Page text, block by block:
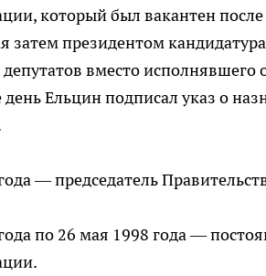
который был вакантен
затем президентом
вместо исполнявшего
день Ельцин подписал указ о
— председатель
по 26 мая 1998 года —